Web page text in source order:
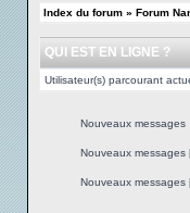
Index du forum » Forum
QUI EST EN LIGNE ?
Utilisateur(s) parcourant
Nouveaux messages
Nouveaux messages
Nouveaux messages